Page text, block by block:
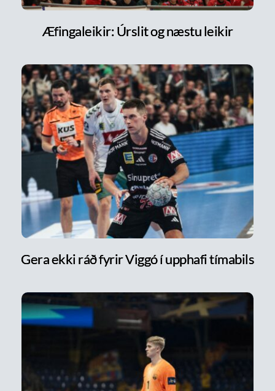
Æfingaleikir: Úrslit og næstu leikir
Gera ekki ráð fyrir Viggó í upphafi tímabils